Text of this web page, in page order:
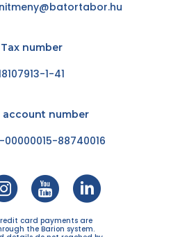
Tax number
1-41
account number
00000015-88740016
card payments are
the Barion system.